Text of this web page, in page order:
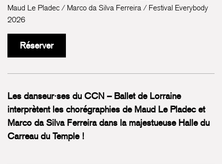
Maud Le Pladec / Marco da Silva Ferreira / Festival Everybody
2026
Réserver
Les danseur·ses du CCN – Ballet de Lorraine
interprètent les chorégraphies de Maud Le Pladec et
Marco da Silva Ferreira dans la majestueuse Halle du
Carreau du Temple !